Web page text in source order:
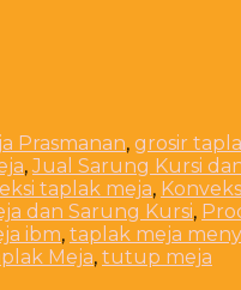
Prasmanan, grosir
,Jual Sarung Kursi
taplak meja,
dan Sarung Kursi,
ibm, taplak meja
Meja, tutup meja